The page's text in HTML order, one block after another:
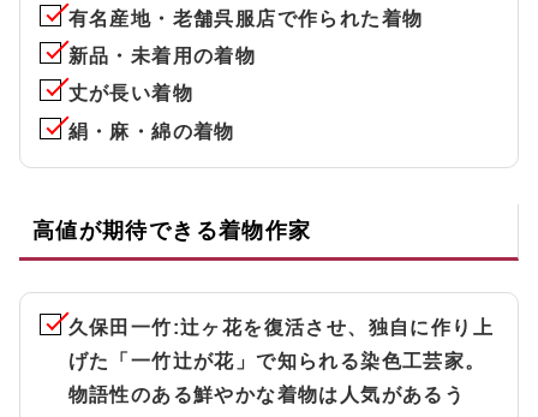
有名産地・老舗呉服店で作られた着物
新品・未着用の着物
丈が長い着物
絹・麻・綿の着物
高値が期待できる着物作家
久保田一竹:辻ヶ花を復活させ、独自に作り上
げた「一竹辻が花」で知られる染色工芸家。
物語性のある鮮やかな着物は人気があるう